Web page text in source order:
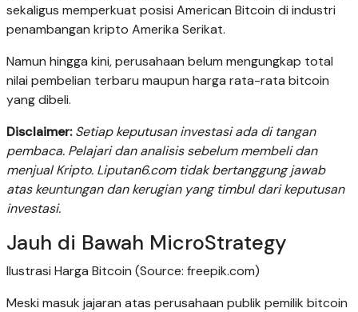
sekaligus memperkuat posisi American Bitcoin di industri
penambangan kripto Amerika Serikat.
Namun hingga kini, perusahaan belum mengungkap total
nilai pembelian terbaru maupun harga rata-rata bitcoin
yang dibeli.
Disclaimer: Setiap keputusan investasi ada di tangan
pembaca. Pelajari dan analisis sebelum membeli dan
menjual Kripto. Liputan6.com tidak bertanggung jawab
atas keuntungan dan kerugian yang timbul dari keputusan
investasi.
Jauh di Bawah MicroStrategy
Ilustrasi Harga Bitcoin (Source: freepik.com)
Meski masuk jajaran atas perusahaan publik pemilik bitcoin